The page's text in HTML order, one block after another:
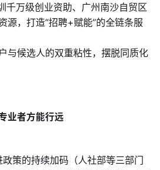
千万级创业资助、广州南沙自贸区
源，打造“招聘+赋能”的全链条服
与候选人的双重粘性，摆脱同质化
业者方能行远
策的持续加码（人社部等三部门